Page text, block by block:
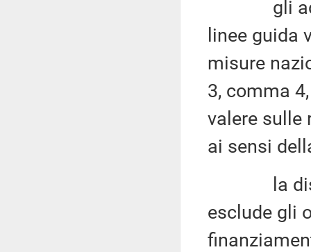
gli
linee guida
misure
3, comma
valere sulle
ai sensi
la
esclude gli